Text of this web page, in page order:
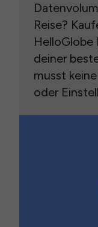
Reise?
deiner
musst
oder